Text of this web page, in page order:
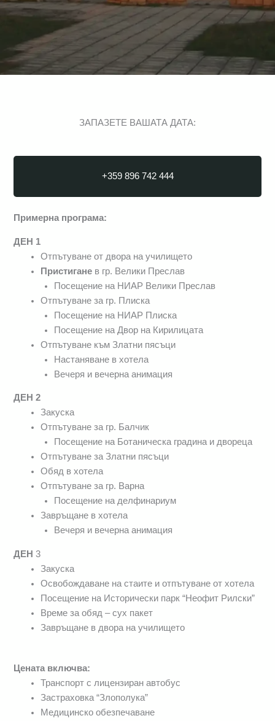
ЗАПАЗЕТЕ ВАШАТА ДАТА:
+359 896 742 444
Примерна програма:
ДЕН 1
Отпътуване от двора на училището
Пристигане в гр. Велики Преслав
Посещение на НИАР Велики Преслав
Отпътуване за гр. Плиска
Посещение на НИАР Плиска
Посещение на Двор на Кирилицата
Отпътуване към Златни пясъци
Настаняване в хотела
Вечеря и вечерна анимация
ДЕН 2
Закуска
Отпътуване за гр. Балчик
Посещение на Ботаническа градина и двореца
Отпътуване за Златни пясъци
Обяд в хотела
Отпътуване за гр. Варна
Посещение на делфинариум
Завръщане в хотела
Вечеря и вечерна анимация
ДЕН 3
Закуска
Освобождаване на стаите и отпътуване от хотела
Посещение на Исторически парк “Неофит Рилски”
Време за обяд – сух пакет
Завръщане в двора на училището
Цената включва:
Транспорт с лицензиран автобус
Застраховка “Злополука”
Медицинско обезпечаване